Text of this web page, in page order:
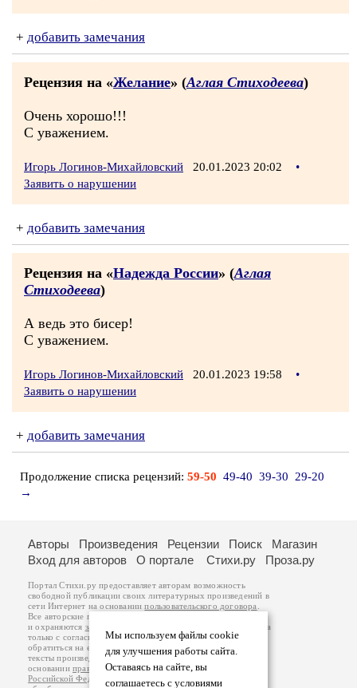
+ добавить замечания
Рецензия на «Желание» (Аглая Стиходеева)
Очень хорошо!!!
С уважением.
Игорь Логинов-Михайловский 20.01.2023 20:02
•
Заявить о нарушении
+ добавить замечания
Рецензия на «Надежда России» (Аглая
Стиходеева)
А ведь это бисер!
С уважением.
Игорь Логинов-Михайловский 20.01.2023 19:58
•
Заявить о нарушении
+ добавить замечания
Продолжение списка рецензий: 59-50 49-40 39-30
29-20
→
Мы используем файлы cookie
для улучшения работы сайта.
Оставаясь на сайте, вы
соглашаетесь с условиями
Авторы Произведения Рецензии Поиск
Магазин
Вход для авторов
О портале Стихи.ру Проза.ру
Портал Стихи.ру предоставляет авторам возможность
свободной публикации своих литературных произведений в
сети Интернет на основаниипользовательского договора
Все авторские права на произведения принадлежат авторам
и охраняются законом
. Перепечатка произведений возможна
только с согласия его автора, к которому вы можете
обратиться на его авторской странице. Ответственность за
тексты произведений авторы несут самостоятельно на
основанииправил публикацииизаконодательства
Российской Федерации